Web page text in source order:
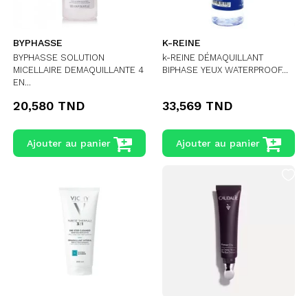
BYPHASSE
BYPHASSE SOLUTION
MICELLAIRE DEMAQUILLANTE 4
EN...
20,580 TND
Ajouter au panier
K-REINE
k-REINE DÉMAQUILLANT
BIPHASE YEUX WATERPROOF...
33,569 TND
Ajouter au panier